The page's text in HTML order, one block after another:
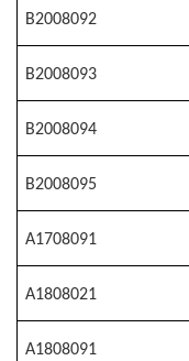
B2008092
B2008093
B2008094
B2008095
A1708091
A1808021
A1808091